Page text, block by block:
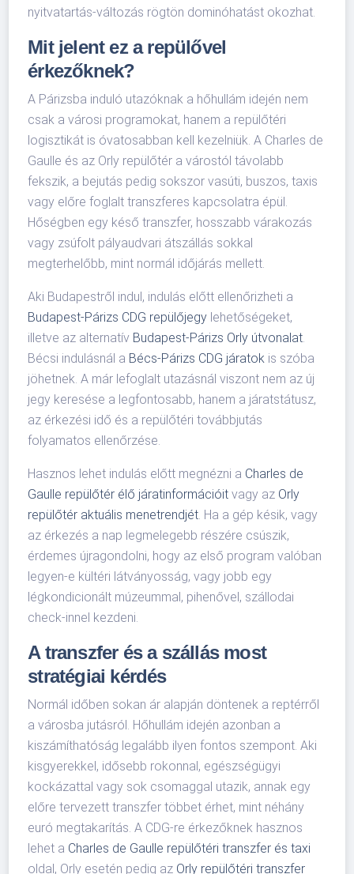
nyitvatartás-változás rögtön dominóhatást okozhat.
Mit jelent ez a repülővel
érkezőknek?
A Párizsba induló utazóknak a hőhullám idején nem
csak a városi programokat, hanem a repülőtéri
logisztikát is óvatosabban kell kezelniük. A Charles de
Gaulle és az Orly repülőtér a várostól távolabb
fekszik, a bejutás pedig sokszor vasúti, buszos, taxis
vagy előre foglalt transzferes kapcsolatra épül.
Hőségben egy késő transzfer, hosszabb várakozás
vagy zsúfolt pályaudvari átszállás sokkal
megterhelőbb, mint normál időjárás mellett.
Aki Budapestről indul, indulás előtt ellenőrizheti a
Budapest-Párizs CDG repülőjegy lehetőségeket,
illetve az alternatív Budapest-Párizs Orly útvonalat
Bécsi indulásnál a Bécs-Párizs CDG járatok is szóba
jöhetnek. A már lefoglalt utazásnál viszont nem az új
jegy keresése a legfontosabb, hanem a járatstátusz,
az érkezési idő és a repülőtéri továbbjutás
folyamatos ellenőrzése.
Hasznos lehet indulás előtt megnézni a Charles de
Gaulle repülőtér élő járatinformációit vagy az Orly
repülőtér aktuális menetrendjét . Ha a gép késik, vagy
az érkezés a nap legmelegebb részére csúszik,
érdemes újragondolni, hogy az első program valóban
legyen-e kültéri látványosság, vagy jobb egy
légkondicionált múzeummal, pihenővel, szállodai
check-innel kezdeni.
A transzfer és a szállás most
stratégiai kérdés
Normál időben sokan ár alapján döntenek a reptérről
a városba jutásról. Hőhullám idején azonban a
kiszámíthatóság legalább ilyen fontos szempont. Aki
kisgyerekkel, idősebb rokonnal, egészségügyi
kockázattal vagy sok csomaggal utazik, annak egy
előre tervezett transzfer többet érhet, mint néhány
euró megtakarítás. A CDG-re érkezőknek hasznos
lehet a Charles de Gaulle repülőtéri transzfer és taxi
oldal, Orly esetén pedig az Orly repülőtéri transzfer